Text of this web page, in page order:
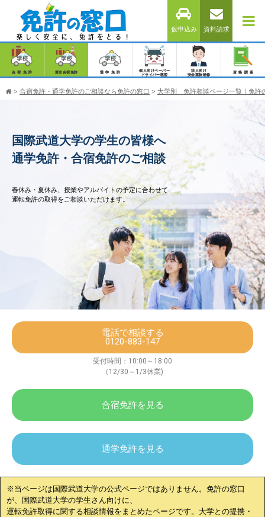
仮申込み 資料請求
合宿免許 東京合宿免許 通学免許
個人向けペーパー
ドライバー教習
法人向け
安全運転研修
資格講座
> 合宿免許・通学免許のご相談なら免許の窓口 > 大学別 免許相談ページ一覧｜免許
国際武道大学の学生の皆様へ
通学免許・合宿免許のご相談
春休み・夏休み、授業やアルバイトの予定に合わせて
運転免許の取得をご相談いただけます。
電話で相談する
0120-883-147
受付時間：10:00～18:00
（12/30～1/3休業)
合宿免許を見る
通学免許を見る
※当ページは 国際武道大学の公式ページではありません。免許の窓口
が、
国際武道大学の学生さん向けに、
運転免許取得に関する相談情報をまとめたページです。大学との提携・